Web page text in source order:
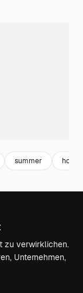
summer
zu verwirklichen.
Unternehmen,